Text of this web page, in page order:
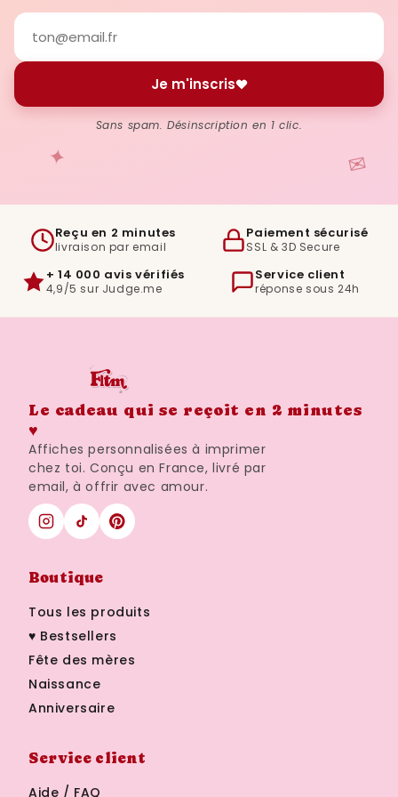
✦ ✉
Je m'inscris
Sans spam. Désinscription en 1 clic.
Reçu en 2 minutes
livraison par email
Paiement sécurisé
SSL & 3D Secure
+ 14 000 avis vérifiés
4,9/5 sur Judge.me
Service client
réponse sous 24h
Le cadeau qui se reçoit en 2 minutes
♥
Affiches personnalisées à imprimer
chez toi. Conçu en France, livré par
email, à offrir avec amour.
Boutique
Tous les produits
♥ Bestsellers
Fête des mères
Naissance
Anniversaire
Service client
Aide / FAQ